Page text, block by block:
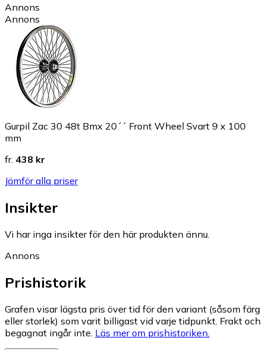
Annons
Annons
Gurpil Zac 30 48t Bmx 20´´ Front Wheel Svart 9 x 100
mm
fr. 438 kr
Jämför alla priser
Insikter
Vi har inga insikter för den här produkten ännu.
Annons
Prishistorik
Grafen visar lägsta pris över tid för den variant (såsom färg
eller storlek) som varit billigast vid varje tidpunkt. Frakt och
begagnat ingår inte. Läs mer om prishistoriken.